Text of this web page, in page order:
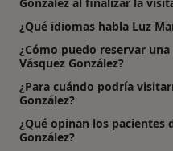
¿Qué idiomas habla Luz
¿Cómo puedo reservar
Vásquez González?
¿Para cuándo podría
González?
¿Qué opinan los pacientes
González?